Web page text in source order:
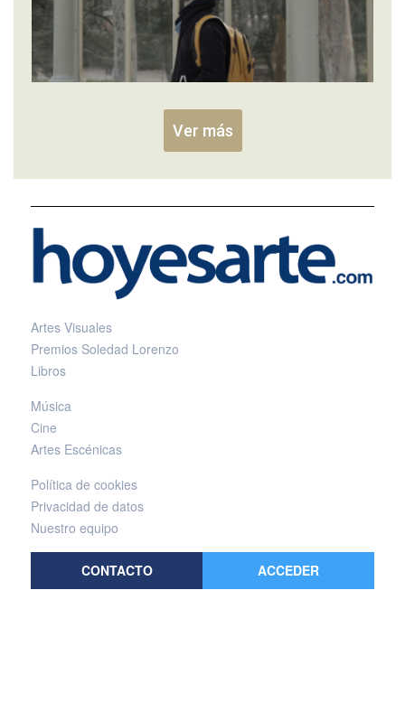
Ver más
Artes Visuales
Premios Soledad Lorenzo
Libros
Música
Cine
Artes Escénicas
Política de cookies
Privacidad de datos
Nuestro equipo
CONTACTO ACCEDER